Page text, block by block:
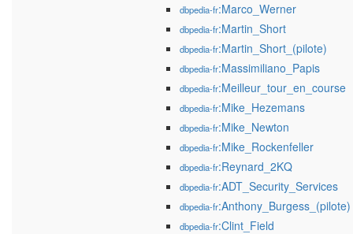
dbpedia-fr:Marco_Werner
dbpedia-fr:Martin_Short
dbpedia-fr:Martin_Short_(pilote)
dbpedia-fr:Massimiliano_Papis
dbpedia-fr:Meilleur_tour_en_course
dbpedia-fr:Mike_Hezemans
dbpedia-fr:Mike_Newton
dbpedia-fr:Mike_Rockenfeller
dbpedia-fr:Reynard_2KQ
dbpedia-fr:ADT_Security_Services
dbpedia-fr:Anthony_Burgess_(pilote)
dbpedia-fr:Clint_Field